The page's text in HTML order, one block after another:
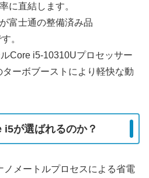
に直結します。
富士通の整備済み品
。
Core i5-10310Uプロセッサー
ーボブーストにより軽快な動
が選ばれるのか？
メートルプロセスによる省電